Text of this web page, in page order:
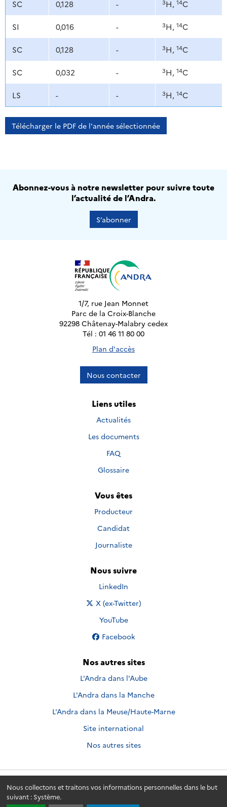
Nous collectons et traitons vos informations personnelles dans le but
suivant : Système.
SC 0,128 - 3H, 14C
SI 0,016 - 3H, 14C
SC 0,128 - 3H, 14C
SC 0,032 - 3H, 14C
LS - - 3H, 14C
Télécharger le PDF de l'année sélectionnée
Abonnez-vous à notre newsletter pour suivre toute
l’actualité de l’Andra.
S’abonner
1/7, rue Jean Monnet
Parc de la Croix-Blanche
92298 Châtenay-Malabry cedex
Tél : 01 46 11 80 00
Plan d'accès
Nous contacter
Liens utiles
Actualités
Les documents
FAQ
Glossaire
Vous êtes
Producteur
Candidat
Journaliste
Nous suivre
Nous suivre sur
LinkedIn
Nous suivre sur
X (ex-Twitter)
Nous suivre sur
YouTube
Nous suivre sur
Facebook
Nos autres sites
L'Andra dans l'Aube
L'Andra dans la Manche
L'Andra dans la Meuse/Haute-Marne
Site international
Nos autres sites
Andra.fr © 2026 - Andra. Tous droits réservés.